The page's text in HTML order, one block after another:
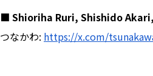
■ Shioriha Ruri, Shishido
つなかわ: https://x.com/